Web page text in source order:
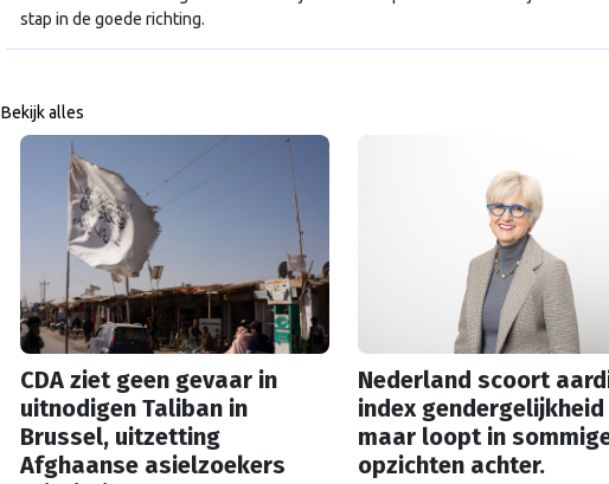
stap in de goede richting.
Bekijk alles
CDA ziet geen gevaar in
uitnodigen Taliban in
Brussel, uitzetting
Afghaanse asielzoekers
Nederland scoort
index gendergelijkheid
maar loopt in
opzichten achter.